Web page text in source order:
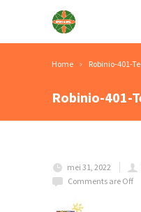
Home Robinio-401-
Robinio-401-
mei 31, 2022
Comments are Off